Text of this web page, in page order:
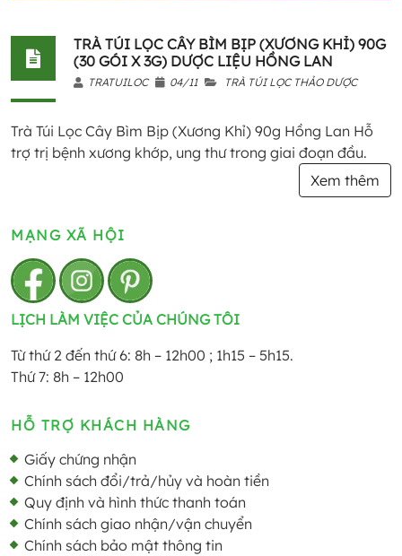
TRÀ TÚI LỌC CÂY BÌM BỊP (XƯƠNG KHỈ) 90G
(30 GÓI X 3G) DƯỢC LIỆU HỒNG LAN
TRATUILOC 04/11 TRÀ TÚI LỌC THẢO DƯỢC
Trà Túi Lọc Cây Bìm Bịp (Xương Khỉ) 90g Hồng Lan Hỗ
trợ trị bệnh xương khớp, ung thư trong giai đoạn đầu.
Xem thêm
MẠNG XÃ HỘI
LỊCH LÀM VIỆC CỦA CHÚNG TÔI
Từ thứ 2 đến thứ 6: 8h – 12h00 ; 1h15 – 5h15.
Thứ 7: 8h – 12h00
HỖ TRỢ KHÁCH HÀNG
Giấy chứng nhận
Chính sách đổi/trả/hủy và hoàn tiền
Quy định và hình thức thanh toán
Chính sách giao nhận/vận chuyển
Chính sách bảo mật thông tin